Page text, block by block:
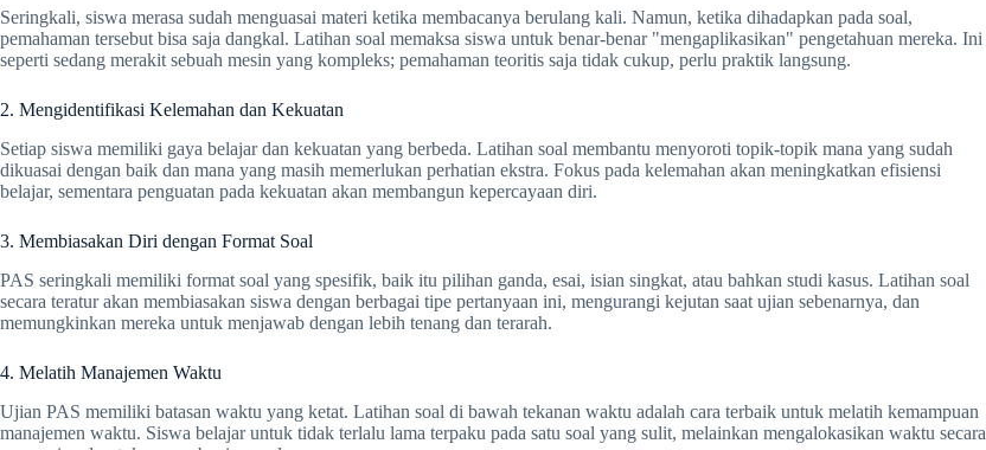
Seringkali, siswa merasa sudah menguasai materi ketika membacanya berulang kali. Namun, ketika dihadapkan pada soal,
pemahaman tersebut bisa saja dangkal. Latihan soal memaksa siswa untuk benar-benar "mengaplikasikan" pengetahuan mereka. Ini
seperti sedang merakit sebuah mesin yang kompleks; pemahaman teoritis saja tidak cukup, perlu praktik langsung.
2. Mengidentifikasi Kelemahan dan Kekuatan
Setiap siswa memiliki gaya belajar dan kekuatan yang berbeda. Latihan soal membantu menyoroti topik-topik mana yang sudah
dikuasai dengan baik dan mana yang masih memerlukan perhatian ekstra. Fokus pada kelemahan akan meningkatkan efisiensi
belajar, sementara penguatan pada kekuatan akan membangun kepercayaan diri.
3. Membiasakan Diri dengan Format Soal
PAS seringkali memiliki format soal yang spesifik, baik itu pilihan ganda, esai, isian singkat, atau bahkan studi kasus. Latihan soal
secara teratur akan membiasakan siswa dengan berbagai tipe pertanyaan ini, mengurangi kejutan saat ujian sebenarnya, dan
memungkinkan mereka untuk menjawab dengan lebih tenang dan terarah.
4. Melatih Manajemen Waktu
Ujian PAS memiliki batasan waktu yang ketat. Latihan soal di bawah tekanan waktu adalah cara terbaik untuk melatih kemampuan
manajemen waktu. Siswa belajar untuk tidak terlalu lama terpaku pada satu soal yang sulit, melainkan mengalokasikan waktu secara